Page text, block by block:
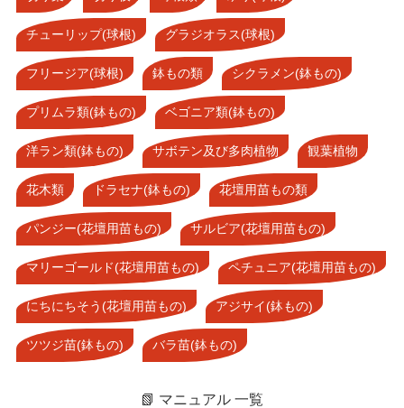
チューリップ(球根) グラジオラス(球根)
フリージア(球根) 鉢もの類 シクラメン(鉢もの)
プリムラ類(鉢もの) ベゴニア類(鉢もの)
洋ラン類(鉢もの) サボテン及び多肉植物 観葉植物
花木類 ドラセナ(鉢もの) 花壇用苗もの類
パンジー(花壇用苗もの) サルビア(花壇用苗もの)
マリーゴールド(花壇用苗もの) ペチュニア(花壇用苗もの)
にちにちそう(花壇用苗もの) アジサイ(鉢もの)
ツツジ苗(鉢もの) バラ苗(鉢もの)
📗 マニュアル 一覧